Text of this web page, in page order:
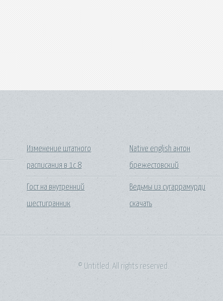
Изменение штатного
расписания в 1с 8
Гост на внутренний
шестигранник
Native english антон
брежестовский
Ведьмы из сугаррамурди
скачать
© Untitled. All rights reserved.